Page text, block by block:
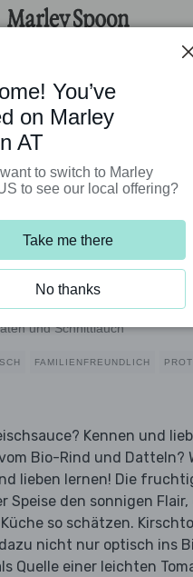
und Datteln
und Schnittlauch
FAMILIENFREUNDLICH
Kennen und
Bio-Rind und Datteln?
lieben lernen! Die
Speise den sonnigen Flair,
so schätzen.
nicht nur optisch ins
Quelle einer leichten
You’ve
on Marley
AT
to switch to Marley
to see our local offering?
Take me there
No thanks